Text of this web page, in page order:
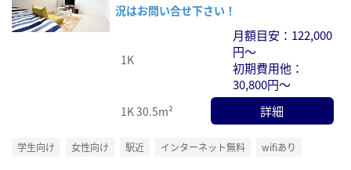
況はお問い合せ下さい！
1K
月額目安：122,000
円～
初期費用他：
30,800円～
1K30.5m² 詳細
学生向け 女性向け 駅近 インターネット無料 wifiあり